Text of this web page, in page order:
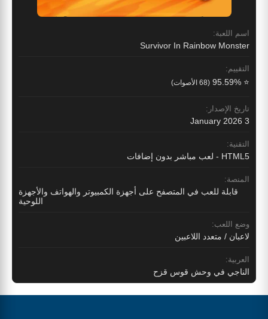
اسم اللعبة:
Survivor In Rainbow Monster
التقييم:
⭐ 95.59% (68 الأصوات)
تاريخ الإصدار:
3 January 2026
التقنية:
HTML5 - لعب مباشر بدون إضافات
المنصة:
قابلة للعب في المتصفح على أجهزة الكمبيوتر والهواتف والأجهزة
اللوحية
وضع اللعب:
لاعبان / متعدد اللاعبين
العربية:
الناجي في وحش قوس قزح